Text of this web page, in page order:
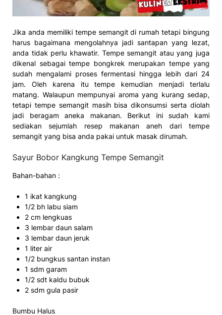
Jika anda memiliki tempe semangit di rumah tetapi bingung
harus bagaimana mengolahnya jadi santapan yang lezat,
anda tidak perlu khawatir. Tempe semangit atau yang juga
dikenal sebagai tempe bongkrek merupakan tempe yang
sudah mengalami proses fermentasi hingga lebih dari 24
jam. Oleh karena itu tempe kemudian menjadi terlalu
matang. Walaupun mempunyai aroma yang kurang sedap,
tetapi tempe semangit masih bisa dikonsumsi serta diolah
jadi beragam aneka makanan. Berikut ini sudah kami
sediakan sejumlah resep makanan aneh dari tempe
semangit yang bisa anda pakai untuk masak dirumah.
Sayur Bobor Kangkung Tempe Semangit
Bahan-bahan :
1 ikat kangkung
1/2 bh labu siam
2 cm lengkuas
3 lembar daun salam
3 lembar daun jeruk
1 liter air
1/2 bungkus santan instan
1 sdm garam
1/2 sdt kaldu bubuk
2 sdm gula pasir
Bumbu Halus